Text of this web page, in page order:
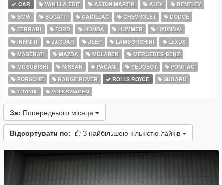
CAR VANILLA EDIT ASTON MARTIN AUDI
BENTLEY
BMW
BUGATTI CADILLAC CHEVROLET
DODGE
FERRARI
FORD HONDA HUMMER
HYUNDAI
INFINITI
JAGUAR JEEP LAMBORGHINI
LEXUS
MASERATI
MAZDA MCLAREN
MERCEDES-BENZ
MITSUBISHI
NISSAN PAGANI PEUGEOT
PONTIAC
PORSCHE
RANGE ROVER ROLLS ROYCE
SUBARU
TOYOTA
VOLKSWAGEN
За: Попереднього місяця
Відсортувати по: З найбільшою кількістю лайків